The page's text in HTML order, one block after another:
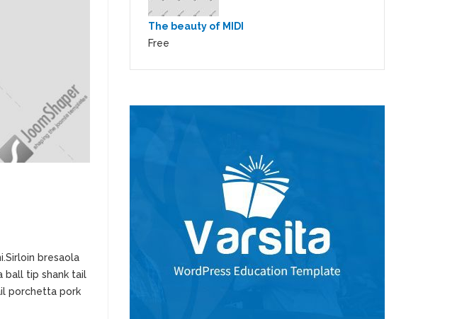
bresaola
ball tip shank tail
porchetta pork
The beauty of MIDI
Free